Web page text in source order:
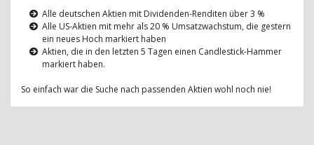
Alle deutschen Aktien mit Dividenden-Renditen über 3 %
Alle US-Aktien mit mehr als 20 % Umsatzwachstum, die gestern
ein neues Hoch markiert haben
Aktien, die in den letzten 5 Tagen einen Candlestick-Hammer
markiert haben.
So einfach war die Suche nach passenden Aktien wohl noch nie!